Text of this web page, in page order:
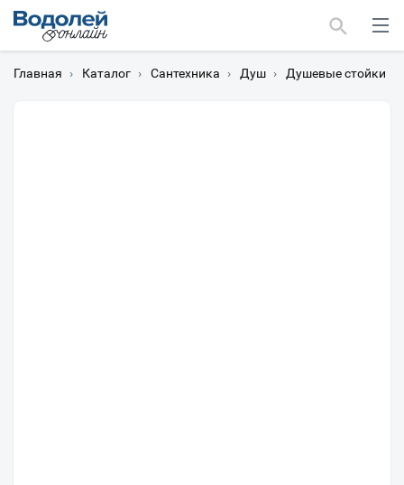
Главная › Каталог › Сантехника › Душ › Душевые стойки